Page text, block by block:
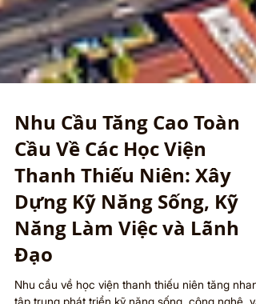
Nhu Cầu Tăng Cao Toàn
Cầu Về Các Học Viện
Thanh Thiếu Niên: Xây
Dựng Kỹ Năng Sống, Kỹ
Năng Làm Việc và Lãnh
Đạo